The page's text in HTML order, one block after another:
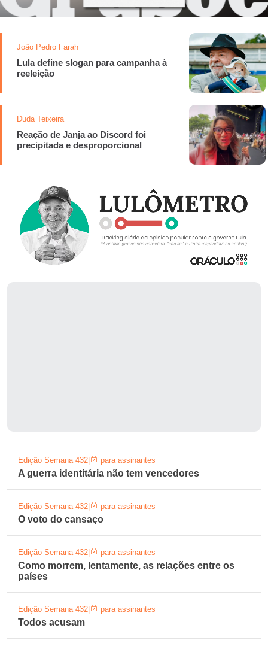
João Pedro Farah
Lula define slogan para campanha à
reeleição
Duda Teixeira
Reação de Janja ao Discord foi
precipitada e desproporcional
Edição Semana 432| para assinantes
A guerra identitária não tem vencedores
Edição Semana 432| para assinantes
O voto do cansaço
Edição Semana 432| para assinantes
Como morrem, lentamente, as relações entre os
países
Edição Semana 432| para assinantes
Todos acusam